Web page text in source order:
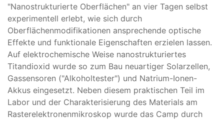
"Nanostrukturierte Oberflächen" an vier Tagen selbst
experimentell erlebt, wie sich durch
Oberflächenmodifikationen ansprechende optische
Effekte und funktionale Eigenschaften erzielen lassen.
Auf elektrochemische Weise nanostrukturiertes
Titandioxid wurde so zum Bau neuartiger Solarzellen,
Gassensoren ("Alkoholtester") und Natrium-Ionen-
Akkus eingesetzt. Neben diesem praktischen Teil im
Labor und der Charakterisierung des Materials am
Rasterelektronenmikroskop wurde das Camp durch